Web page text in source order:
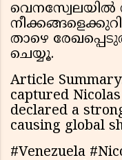
വെനസ്വേലയിൽ
താഴെ
ചെയ്യൂ.
Article
captured
declared a
causing global
#Venezuela